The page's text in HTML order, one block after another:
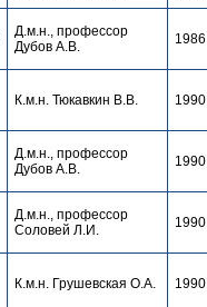
Д.м.н., профессор
Дубов А.В.
1986
К.м.н. Тюкавкин В.В. 1990
Д.м.н., профессор
Дубов А.В.
1990
Д.м.н., профессор
Соловей Л.И.
1990
К.м.н. Грушевская О.А. 1990